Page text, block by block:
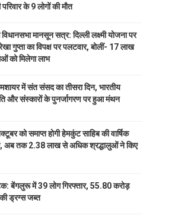
के 9 लोगों की मौत
विधानसभा मानसून सत्र: दिल्ली लक्ष्मी योजना पर
गुप्ता का विपक्ष पर पलटवार, बोलीं- 17 लाख
को मिलेगा लाभ
में संत संसद का तीसरा दिन, भारतीय
और संस्कारों के पुनर्जागरण पर हुआ मंथन
को समाप्त होगी हेमकुंट साहिब की वार्षिक
अब तक 2.38 लाख से अधिक श्रद्धालुओं ने किए
बेंगलुरू में 39 लोग गिरफ्तार, 55.80 करोड़
ड्रग्स जब्त